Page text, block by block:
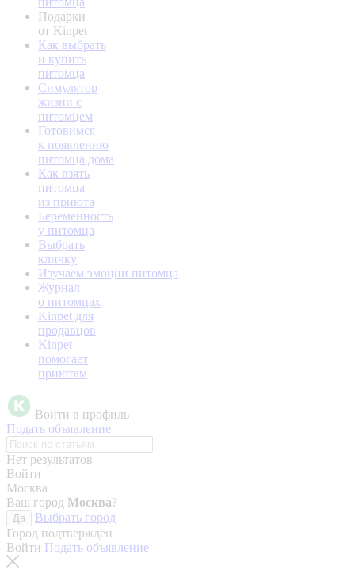
Подарки
от Kinpet
Как выбрать
и купить
питомца
Симулятор
жизни с
питомцем
Готовимся
к появлению
питомца дома
Как взять
питомца
из приюта
Беременность
у питомца
Выбрать
кличку
Изучаем эмоции питомца
Журнал
о питомцах
Kinpet для
продавцов
Kinpet
помогает
приютам
Войти в профиль
Подать объявление
Нет результатов
Войти
Москва
Ваш город Москва?
Да
Выбрать город
Город подтверждён
Войти Подать объявление